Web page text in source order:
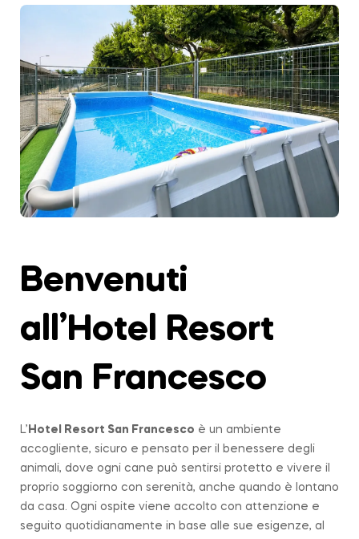
Benvenuti
all’Hotel Resort
San Francesco
L’ Hotel Resort San Francesco è un ambiente
accogliente, sicuro e pensato per il benessere degli
animali, dove ogni cane può sentirsi protetto e vivere il
proprio soggiorno con serenità, anche quando è lontano
da casa. Ogni ospite viene accolto con attenzione e
seguito quotidianamente in base alle sue esigenze, al